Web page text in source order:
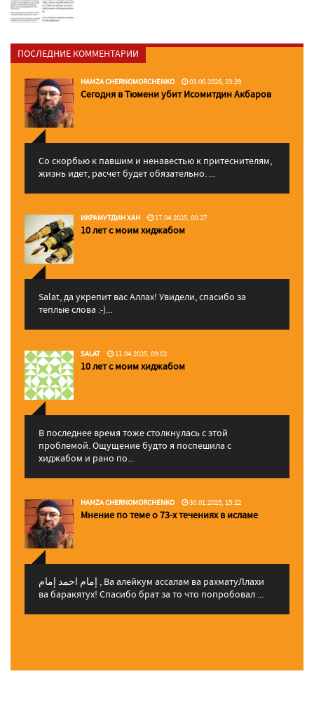
ПОСЛЕДНИЕ КОММЕНТАРИИ
HAMZA CHERNOMORCHENKO 03.06.2026, 23:29
Сегодня в Тюмени убит Исомитдин Акбаров
Со скорбью к павшим и ненавестью к притеснителям,
жизнь идет, расчет будет обязательно. ...
ИКРАМУТДИН ХАН 17.04.2025, 00:27
10 лет с моим хиджабом
Salat, да укрепит вас Аллаx! Увидели, спасибо за
теплые слова :-)...
SALAT 11.04.2025, 09:02
10 лет с моим хиджабом
В последнее время тоже столкнулась с этой
проблемой. Ощущение будто я поспешила с
хиджабом и рано по...
HAMZA CHERNOMORCHENKO 30.01.2025, 15:22
Мнение по теме о 73-х течениях в исламе
إمام احمد إمام , Ва алейкум ассалам ва рахматуЛлахи
ва баракятух! Спасибо брат за то что попробовал ...